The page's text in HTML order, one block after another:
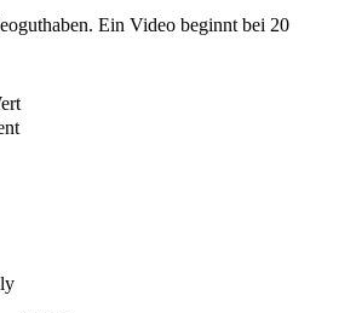
Ein Video beginnt bei 20